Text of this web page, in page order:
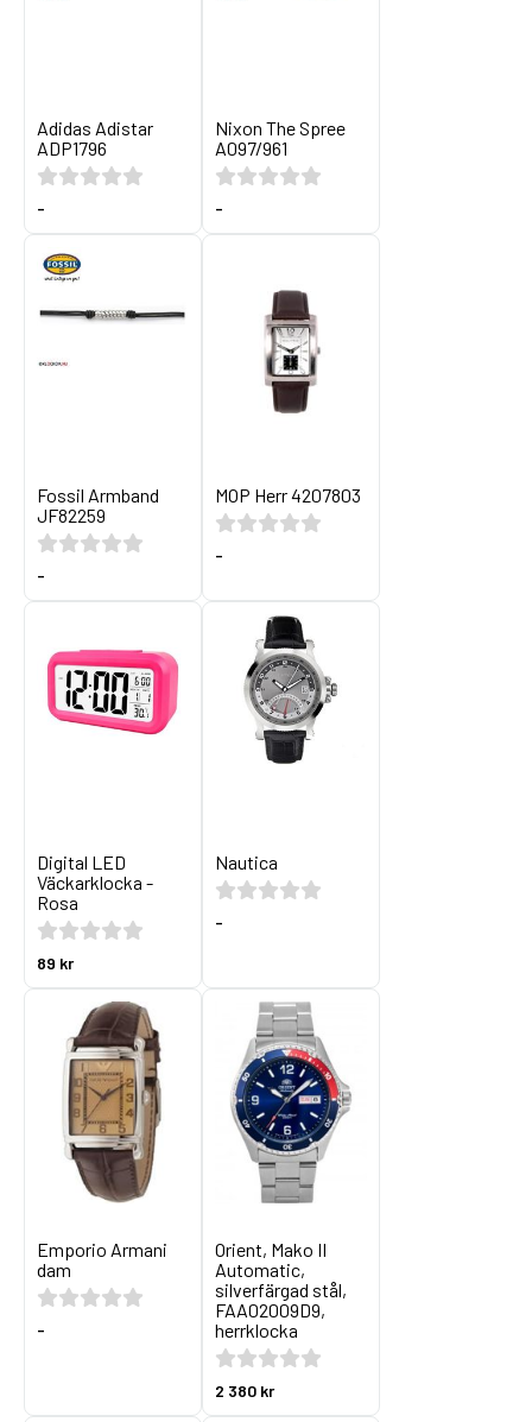
Adidas Adistar
ADP1796
-
Nixon The Spree
A097/961
-
Fossil Armband
JF82259
-
MOP Herr 4207803
-
Digital LED
Väckarklocka -
Rosa
89 kr
Nautica
-
Emporio Armani
dam
-
Orient, Mako II
Automatic,
silverfärgad stål,
FAA02009D9,
herrklocka
2 380 kr